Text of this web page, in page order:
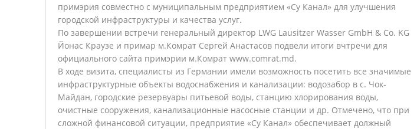
примэрия совместно с муниципальным предприятием «Су Канал» для улучшения
городской инфраструктуры и качества услуг.
По завершении встречи генеральный директор LWG Lausitzer Wasser GmbH & Co. KG
Йонас Краузе и примар м.Комрат Сергей Анастасов подвели итоги вчтречи для
официального сайта примэрии м.Комрат www.comrat.md.
В ходе визита, специалисты из Германии имели возможность посетить все значимые
инфраструктурные объекты водоснабжения и канализации: водозабор в с. Чок-
Майдан, городские резервуары питьевой воды, станцию хлорирования воды,
очистные сооружения, канализационные насосные станции и др. Отмечено, что при
сложной финансовой ситуации, предприятие «Су Канал» обеспечивает должный